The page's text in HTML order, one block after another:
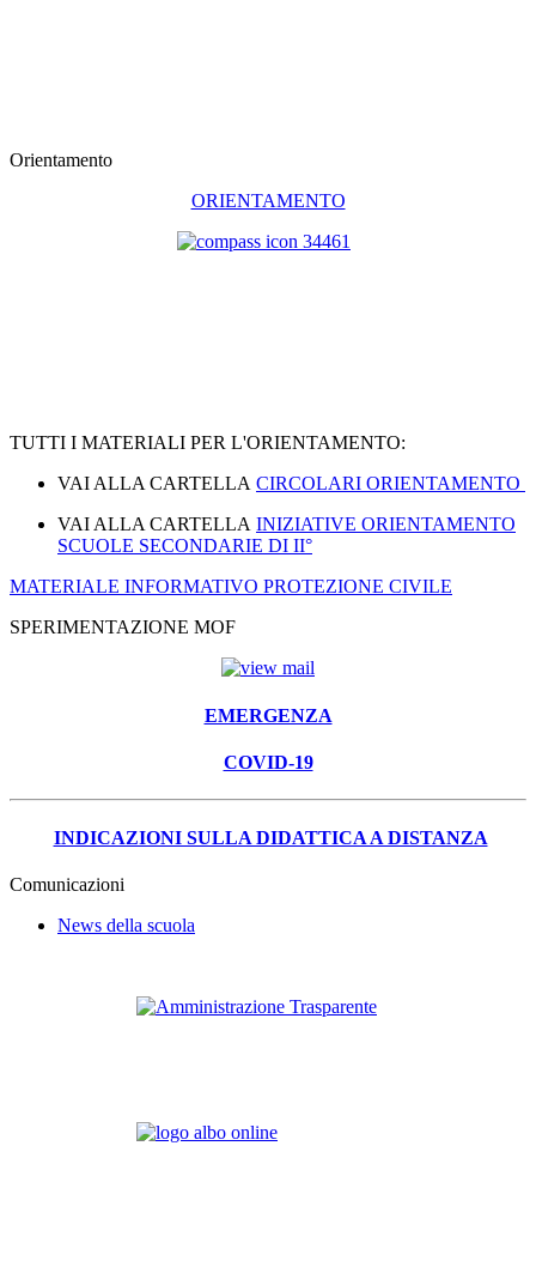
Orientamento
ORIENTAMENTO
TUTTI I MATERIALI PER L'ORIENTAMENTO:
VAI ALLA CARTELLA CIRCOLARI ORIENTAMENTO
VAI ALLA CARTELLA INIZIATIVE ORIENTAMENTO
SCUOLE SECONDARIE DI II°
MATERIALE INFORMATIVO PROTEZIONE CIVILE
SPERIMENTAZIONE MOF
EMERGENZA
COVID-19
INDICAZIONI SULLA DIDATTICA A DISTANZA
Comunicazioni
News della scuola